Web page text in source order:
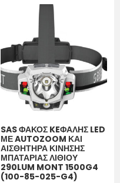
SAS ΦΑΚΟΣ KEΦΑΛΗΣ LED
ΜΕ AUTOZOOM ΚΑΙ
ΑΙΣΘΗΤΗΡΑ ΚΙΝΗΣΗΣ
ΜΠΑΤΑΡΙΑΣ ΛΙΘΙΟΥ
290LUM MONT 1500G4
(100-85-025-G4)